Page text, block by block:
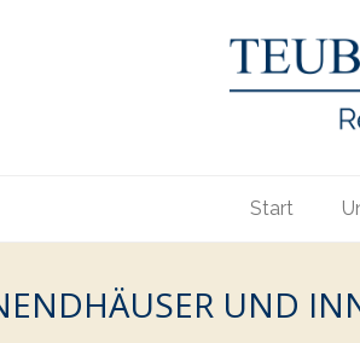
Start
UND